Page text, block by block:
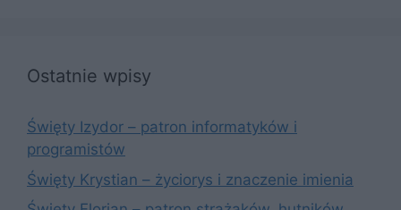
Ostatnie wpisy
Święty Izydor – patron informatyków i
programistów
Święty Krystian – życiorys i znaczenie imienia